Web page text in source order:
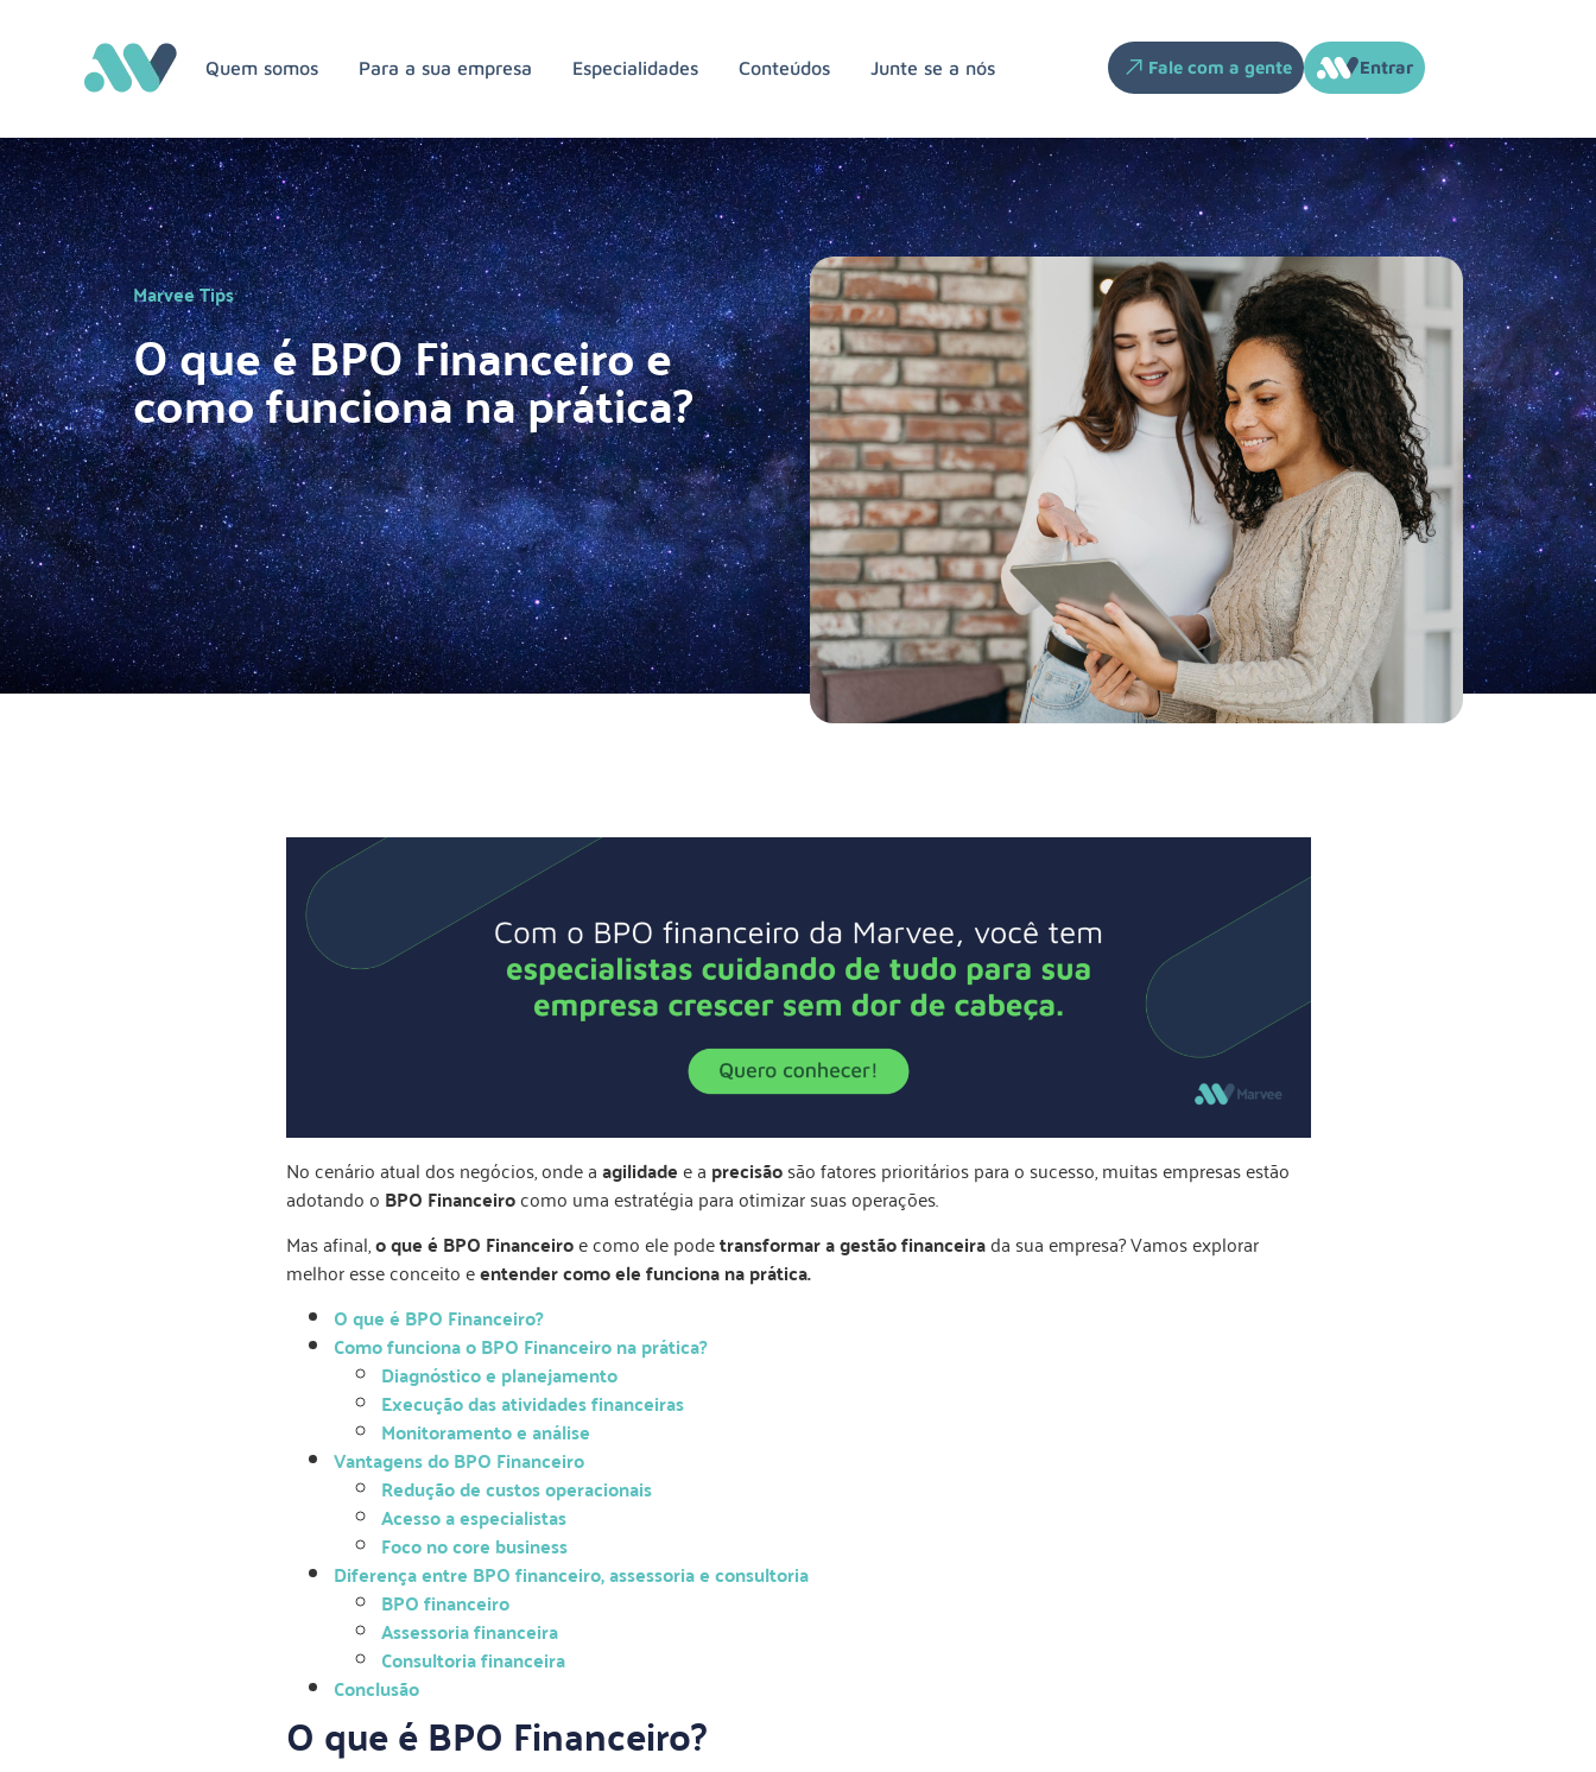
Quem somos Para a sua empresa Especialidades Conteúdos Junte se a nós Fale com a gente Entrar
Marvee Tips
O que é BPO Financeiro e
como funciona na prática?
No cenário atual dos negócios, onde aagilidadee a precisãosão fatores prioritários para o sucesso, muitas empresas estão
adotando o BPO Financeirocomo uma estratégia para otimizar suas operações.
Mas afinal,o que é BPO Financeiroe como ele podetransformar a gestão financeirada sua empresa? Vamos explorar
melhor esse conceito eentender como ele funciona na prática.
O que é BPO Financeiro?
Como funciona o BPO Financeiro na prática?
Diagnóstico e planejamento
Execução das atividades financeiras
Monitoramento e análise
Vantagens do BPO Financeiro
Redução de custos operacionais
Acesso a especialistas
Foco no core business
Diferença entre BPO financeiro, assessoria e consultoria
BPO financeiro
Assessoria financeira
Consultoria financeira
Conclusão
O que é BPO Financeiro?